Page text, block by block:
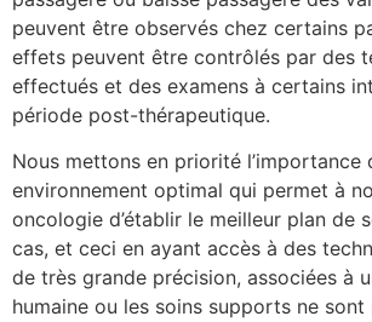
peuvent être observés chez certains
effets peuvent être contrôlés par des
effectués et des examens à certains
période post-thérapeutique.
Nous mettons en priorité l’importance
environnement optimal qui permet à
oncologie d’établir le meilleur plan de
cas, et ceci en ayant accès à des
de très grande précision, associées à
humaine ou les soins supports ne